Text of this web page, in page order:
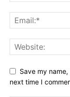
Save my
next time I